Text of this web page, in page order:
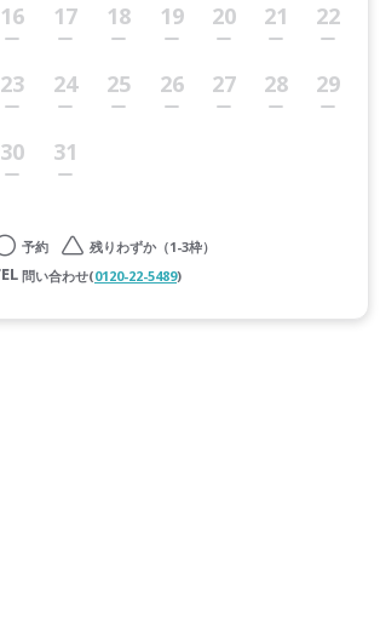
16 17 18 19 20 21 22
23 24 25 26 27 28 29
30 31
予約
残りわずか（1-3枠）
問い合わせ(0120-22-5489)